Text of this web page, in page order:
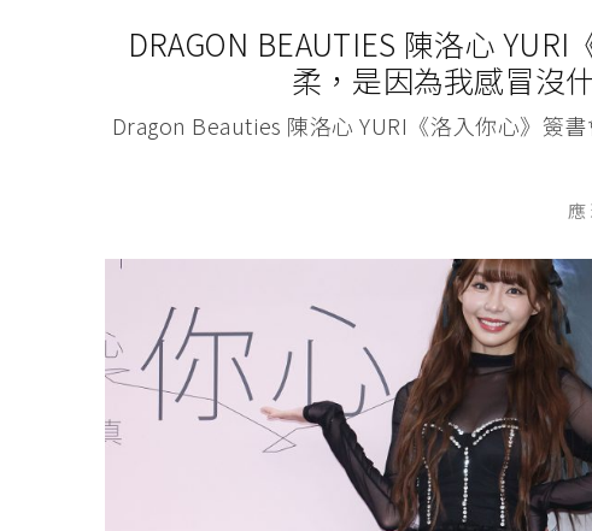
DRAGON BEAUTIES 陳洛心
柔，是因為我感冒沒
Dragon Beauties 陳洛心 YURI《洛入你心》簽
應